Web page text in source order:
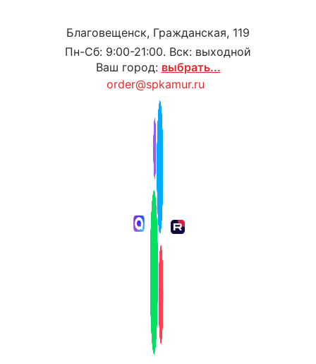
Благовещенск, Гражданская, 119
Пн-Сб: 9:00-21:00. Вск: выходной
Ваш город: выбрать...
order@spkamur.ru